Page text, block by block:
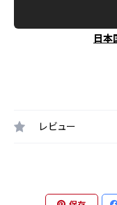
日本
レビュー